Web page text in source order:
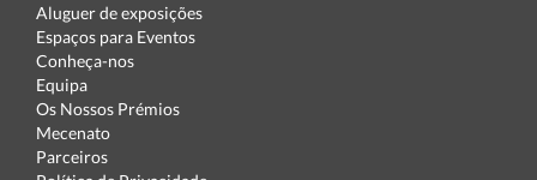
Aluguer de exposições
Espaços para Eventos
Conheça-nos
Equipa
Os Nossos Prémios
Mecenato
Parceiros